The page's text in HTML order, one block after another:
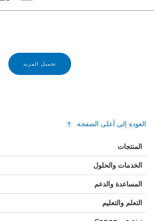
تحميل المزيد
العودة إلى أعلى الصفحة
المنتجات
الخدمات والحلول
المساعدة والدعم
التعلم والتعليم